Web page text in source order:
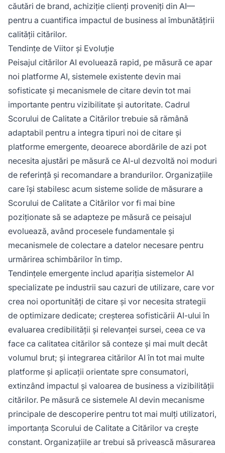
căutări de brand, achiziție clienți proveniți din AI—
pentru a cuantifica impactul de business al îmbunătățirii
calității citărilor.
Tendințe de Viitor și Evoluție
Peisajul citărilor AI evoluează rapid, pe măsură ce apar
noi platforme AI, sistemele existente devin mai
sofisticate și mecanismele de citare devin tot mai
importante pentru vizibilitate și autoritate. Cadrul
Scorului de Calitate a Citărilor trebuie să rămână
adaptabil pentru a integra tipuri noi de citare și
platforme emergente, deoarece abordările de azi pot
necesita ajustări pe măsură ce AI-ul dezvoltă noi moduri
de referință și recomandare a brandurilor. Organizațiile
care își stabilesc acum sisteme solide de măsurare a
Scorului de Calitate a Citărilor vor fi mai bine
poziționate să se adapteze pe măsură ce peisajul
evoluează, având procesele fundamentale și
mecanismele de colectare a datelor necesare pentru
urmărirea schimbărilor în timp.
Tendințele emergente includ apariția sistemelor AI
specializate pe industrii sau cazuri de utilizare, care vor
crea noi oportunități de citare și vor necesita strategii
de optimizare dedicate; creșterea sofisticării AI-ului în
evaluarea credibilității și relevanței sursei, ceea ce va
face ca calitatea citărilor să conteze și mai mult decât
volumul brut; și integrarea citărilor AI în tot mai multe
platforme și aplicații orientate spre consumatori,
extinzând impactul și valoarea de business a vizibilității
citărilor. Pe măsură ce sistemele AI devin mecanisme
principale de descoperire pentru tot mai mulți utilizatori,
importanța Scorului de Calitate a Citărilor va crește
constant. Organizațiile ar trebui să privească măsurarea